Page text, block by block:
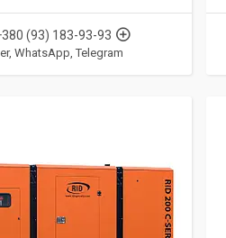
(93) 183-93-93
WhatsApp, Telegram